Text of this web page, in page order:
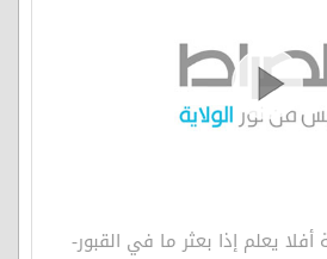
777 - آية أفلا يعلم إذا بعثر ما في القبور-